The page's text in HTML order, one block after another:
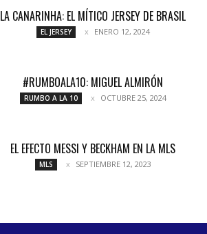
LA CANARINHA: EL MÍTICO JERSEY DE BRASIL
EL JERSEY ENERO 12, 2024
#RUMBOALA10: MIGUEL ALMIRÓN
RUMBO A LA 10 OCTUBRE 25, 2024
EL EFECTO MESSI Y BECKHAM EN LA MLS
MLS SEPTIEMBRE 12, 2023